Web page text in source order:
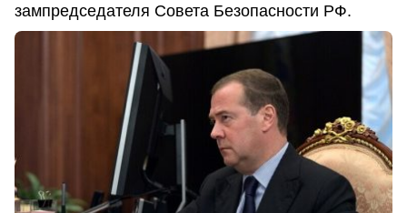
зампредседателя Совета Безопасности РФ.